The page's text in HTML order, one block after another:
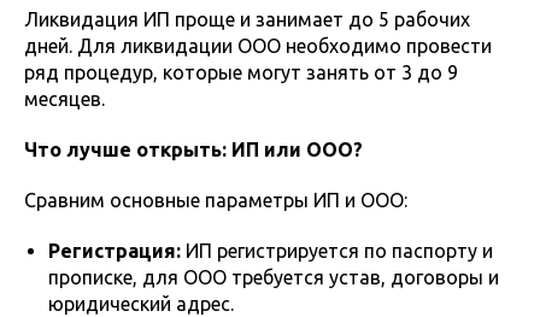
Ликвидация ИП проще и занимает до 5 рабочих
дней. Для ликвидации ООО необходимо провести
ряд процедур, которые могут занять от 3 до 9
месяцев.
Что лучше открыть: ИП или ООО?
Сравним основные параметры ИП и ООО:
Регистрация: ИП регистрируется по паспорту и
прописке, для ООО требуется устав, договоры и
юридический адрес.